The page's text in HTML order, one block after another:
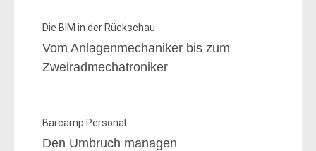
Die BIM in der Rückschau
Vom Anlagenmechaniker bis zum
Zweiradmechatroniker
Barcamp Personal
Den Umbruch managen